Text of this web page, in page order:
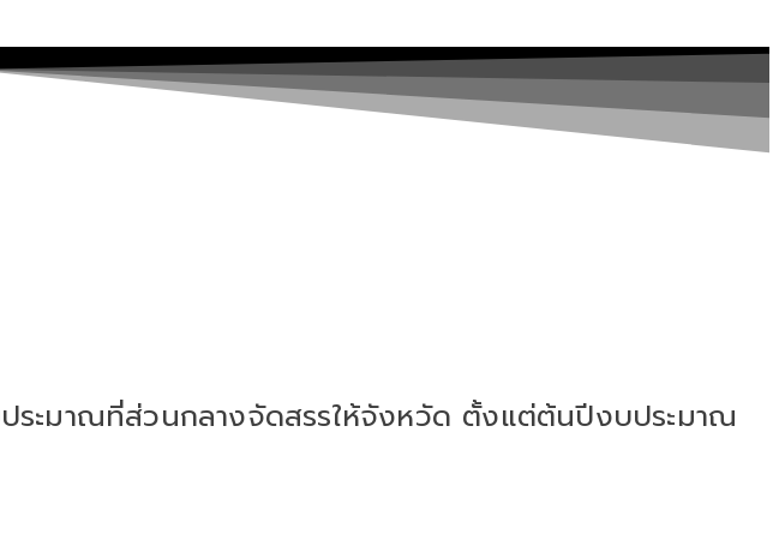
ระมาณที่ส่วนกลางจัดสรรให้จังหวัด ตั้งแต่ต้นปีงบประมาณ